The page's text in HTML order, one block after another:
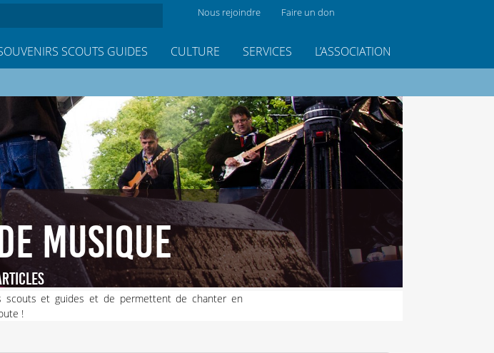
Nous rejoindre Faire un don
SCOUTS GUIDES CULTURE SERVICES L’ASSOCIATION
MUSIQUE
et guides et de permettent de chanter en
!